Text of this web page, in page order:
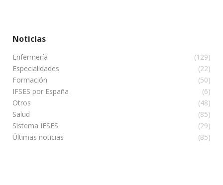
Noticias
Enfermería
(129)
Especialidades
(22)
Formación
(50)
IFSES por España
(6)
Otros
(48)
Salud
(85)
Sistema IFSES
(29)
Últimas noticias
(85)